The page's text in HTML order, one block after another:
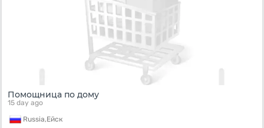
Помощница по дому
15 day ago
Russia,Ейск